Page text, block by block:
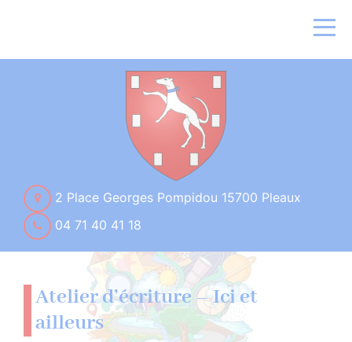
2 Place Georges Pompidou 15700 Pleaux
04 71 40 41 18
Atelier d’écriture – Ici et
ailleurs